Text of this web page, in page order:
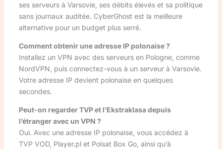
ses serveurs à Varsovie, ses débits élevés et sa politique
sans journaux auditée. CyberGhost est la meilleure
alternative pour un budget plus serré.
Comment obtenir une adresse IP polonaise ?
Installez un VPN avec des serveurs en Pologne, comme
NordVPN, puis connectez-vous à un serveur à Varsovie.
Votre adresse IP devient polonaise en quelques
secondes.
Peut-on regarder TVP et l’Ekstraklasa depuis
l’étranger avec un VPN ?
Oui. Avec une adresse IP polonaise, vous accédez à
TVP VOD, Player.pl et Polsat Box Go, ainsi qu’à